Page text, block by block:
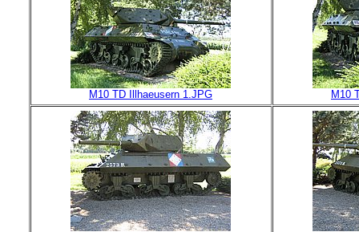
M10 TD Illhaeusern 1.JPG M10